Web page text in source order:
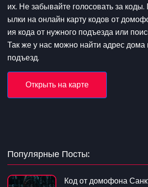
их. Не забывайте голосовать за
ылки на онлайн карту кодов от
ия кода от нужного подъезда или
Так же у нас можно найти адрес
подъезд.
Открыть на карте
Популярные Посты:
Код от домофона